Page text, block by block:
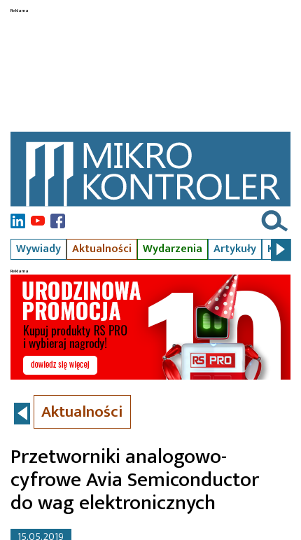
Wywiady Aktualności Wydarzenia Artykuły Kursy
Aktualności
Przetworniki analogowo-
cyfrowe Avia Semiconductor
do wag elektronicznych